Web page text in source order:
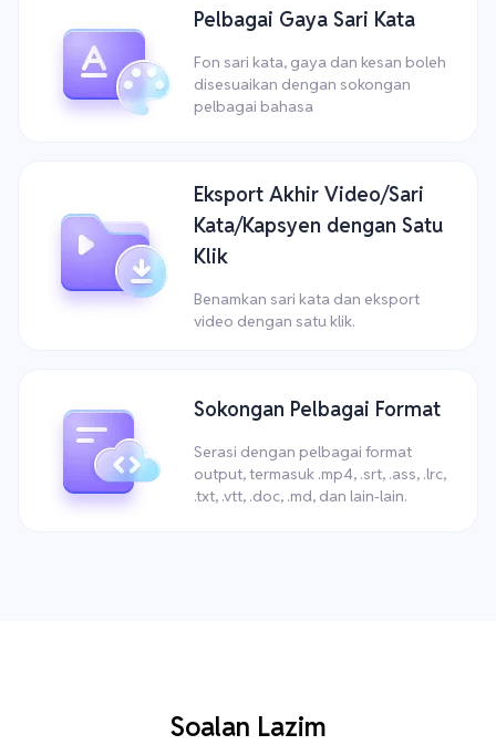
Pelbagai Gaya Sari Kata
Fon sari kata, gaya dan kesan boleh
disesuaikan dengan sokongan
pelbagai bahasa
Eksport Akhir Video/Sari
Kata/Kapsyen dengan Satu
Klik
Benamkan sari kata dan eksport
video dengan satu klik.
Sokongan Pelbagai Format
Serasi dengan pelbagai format
output, termasuk .mp4, .srt, .ass, .lrc,
.txt, .vtt, .doc, .md, dan lain-lain.
Soalan Lazim